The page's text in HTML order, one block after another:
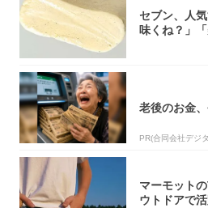
セブン、人
味くね？」
老後のお金
PR(合同会社デジ
マーモット
ウトドアで